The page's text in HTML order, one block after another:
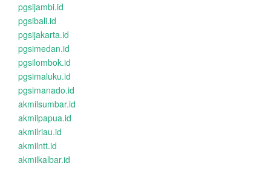
pgsijambi.id
pgsibali.id
pgsijakarta.id
pgsimedan.id
pgsilombok.id
pgsimaluku.id
pgsimanado.id
akmilsumbar.id
akmilpapua.id
akmilriau.id
akmilntt.id
akmilkalbar.id